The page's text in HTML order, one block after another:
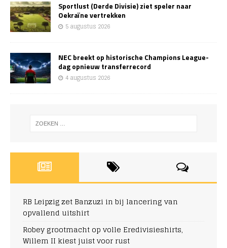
Sportlust (Derde Divisie) ziet speler naar
Oekraïne vertrekken
5 augustus 2026
NEC breekt op historische Champions League-
dag opnieuw transferrecord
4 augustus 2026
RB Leipzig zet Banzuzi in bij lancering van
opvallend uitshirt
Robey grootmacht op volle Eredivisieshirts,
Willem II kiest juist voor rust